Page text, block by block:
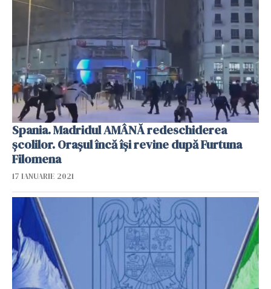
Spania. Madridul AMÂNĂ redeschiderea
școlilor. Orașul încă își revine după Furtuna
Filomena
17 IANUARIE 2021